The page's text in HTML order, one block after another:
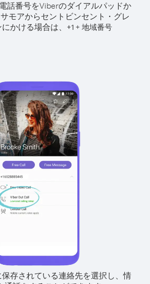
話番号をViberのダイアルパッドか
サモアからセントビンセント・グレ
かける場合は、 +1 + 地域番号
存されている連絡先を選択し、情